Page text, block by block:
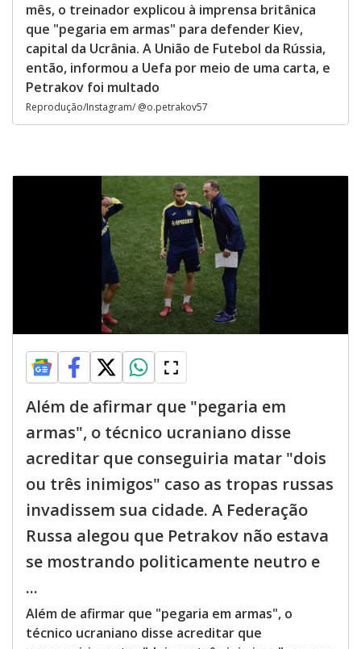
mês, o treinador explicou à imprensa britânica
que "pegaria em armas" para defender Kiev,
capital da Ucrânia. A União de Futebol da Rússia,
então, informou a Uefa por meio de uma carta, e
Petrakov foi multado
Reprodução/Instagram/ @o.petrakov57
Além de afirmar que "pegaria em
armas", o técnico ucraniano disse
acreditar que conseguiria matar "dois
ou três inimigos" caso as tropas russas
invadissem sua cidade. A Federação
Russa alegou que Petrakov não estava
se mostrando politicamente neutro e
...
Além de afirmar que "pegaria em armas", o
técnico ucraniano disse acreditar que